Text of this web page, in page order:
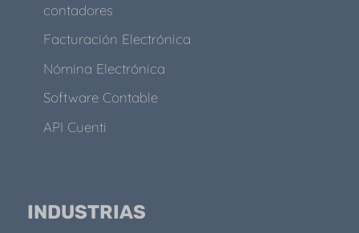
contadores
Facturación Electrónica
Nómina Electrónica
Software Contable
API Cuenti
INDUSTRIAS